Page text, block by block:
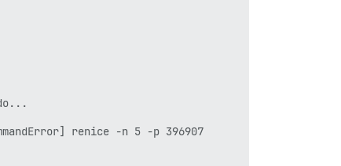
renice -n 5 -p 396907